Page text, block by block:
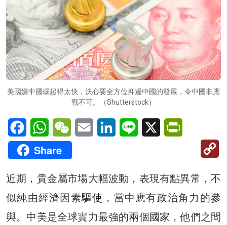
美國嫌中國崛起得太快，決心要全方位抑遏中國的發展，令中國非應
戰不可。（Shutterstock）
FacebookWhatsAppWeChatEmail LinkedInLine X
Share
近期，貴金屬市場大幅波動，表現有點異常，不
似純由經濟因素驅使 ，當中應有政治角力的參
與。中美是全球實力最強的兩個國家，他們之間